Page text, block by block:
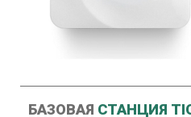
БАЗОВАЯ СТАНЦИЯ